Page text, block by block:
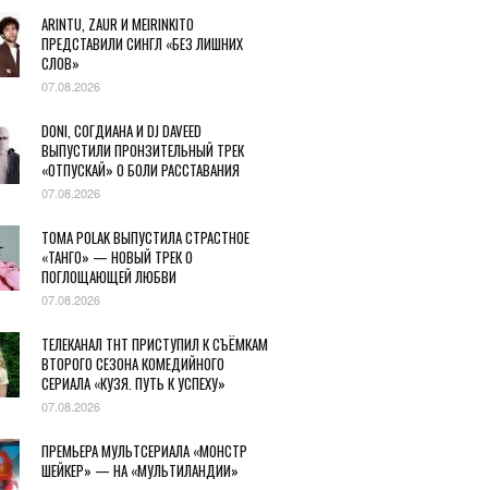
ARINTU, ZAUR И MEIRINKITO
ПРЕДСТАВИЛИ СИНГЛ «БЕЗ ЛИШНИХ
СЛОВ»
07.08.2026
DONI, СОГДИАНА И DJ DAVEED
ВЫПУСТИЛИ ПРОНЗИТЕЛЬНЫЙ ТРЕК
«ОТПУСКАЙ» О БОЛИ РАССТАВАНИЯ
07.08.2026
TOMA POLAK ВЫПУСТИЛА СТРАСТНОЕ
«ТАНГО» — НОВЫЙ ТРЕК О
ПОГЛОЩАЮЩЕЙ ЛЮБВИ
07.08.2026
ТЕЛЕКАНАЛ ТНТ ПРИСТУПИЛ К СЪЁМКАМ
ВТОРОГО СЕЗОНА КОМЕДИЙНОГО
СЕРИАЛА «КУЗЯ. ПУТЬ К УСПЕХУ»
07.08.2026
ПРЕМЬЕРА МУЛЬТСЕРИАЛА «МОНСТР
ШЕЙКЕР» — НА «МУЛЬТИЛАНДИИ»